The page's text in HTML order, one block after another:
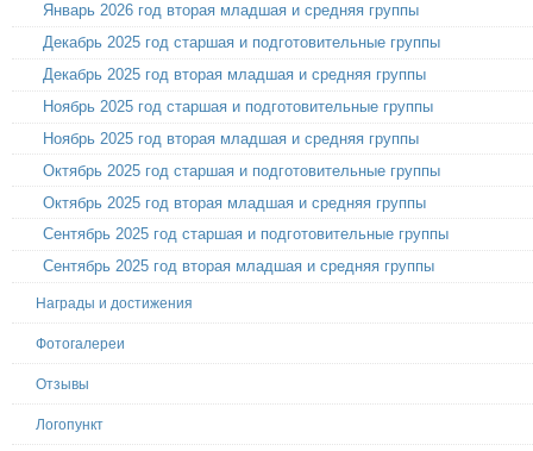
Январь 2026 год вторая младшая и средняя группы
Декабрь 2025 год старшая и подготовительные группы
Декабрь 2025 год вторая младшая и средняя группы
Ноябрь 2025 год старшая и подготовительные группы
Ноябрь 2025 год вторая младшая и средняя группы
Октябрь 2025 год старшая и подготовительные группы
Октябрь 2025 год вторая младшая и средняя группы
Сентябрь 2025 год старшая и подготовительные группы
Сентябрь 2025 год вторая младшая и средняя группы
Награды и достижения
Фотогалереи
Отзывы
Логопункт